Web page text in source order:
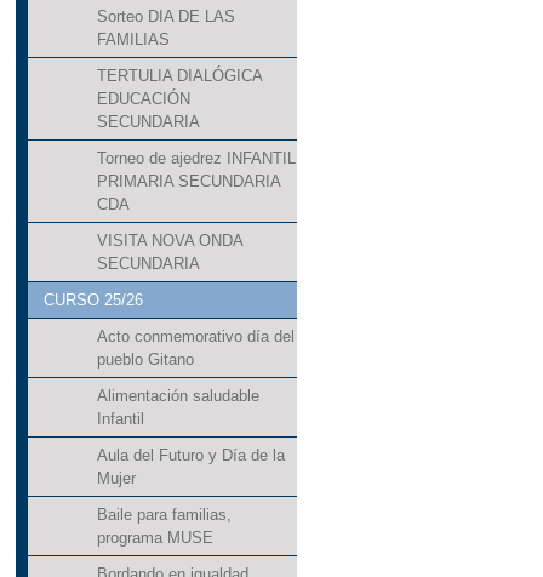
Sorteo DIA DE LAS
FAMILIAS
TERTULIA DIALÓGICA
EDUCACIÓN
SECUNDARIA
Torneo de ajedrez INFANTIL
PRIMARIA SECUNDARIA
CDA
VISITA NOVA ONDA
SECUNDARIA
CURSO 25/26
Acto conmemorativo día del
pueblo Gitano
Alimentación saludable
Infantil
Aula del Futuro y Día de la
Mujer
Baile para familias,
programa MUSE